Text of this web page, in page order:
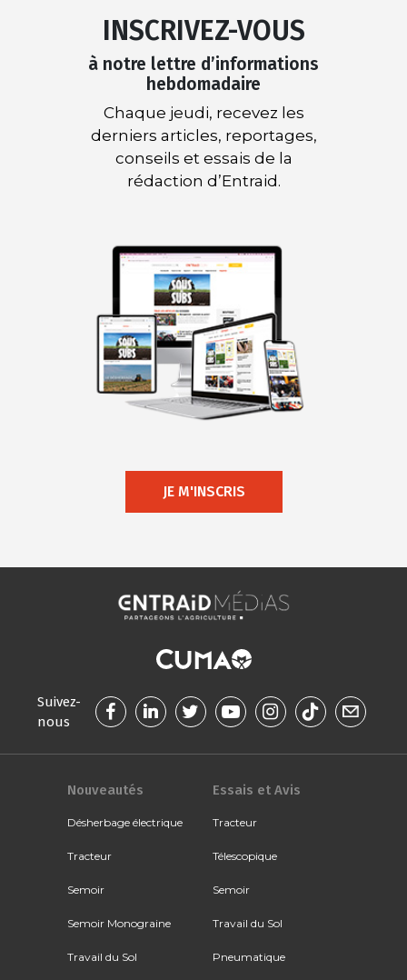
INSCRIVEZ-VOUS
à notre lettre d’informations
hebdomadaire
Chaque jeudi, recevez les
derniers articles, reportages,
conseils et essais de la
rédaction d’Entraid.
JE M'INSCRIS
Suivez-
nous
Nouveautés
Désherbage électrique
Tracteur
Semoir
Semoir Monograine
Travail du Sol
Essais et Avis
Tracteur
Télescopique
Semoir
Travail du Sol
Pneumatique